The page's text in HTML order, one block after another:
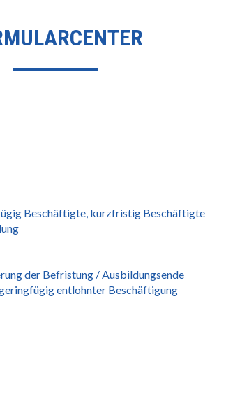
Beschäftigte, kurzfristig Beschäftigte
der Befristung / Ausbildungsende
entlohnter Beschäftigung